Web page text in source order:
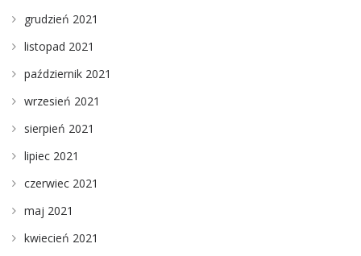
grudzień 2021
listopad 2021
październik 2021
wrzesień 2021
sierpień 2021
lipiec 2021
czerwiec 2021
maj 2021
kwiecień 2021